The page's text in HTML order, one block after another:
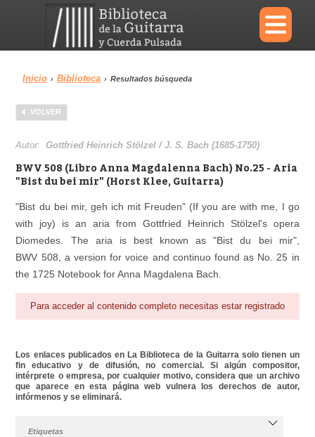
×
Menu
Biblioteca Diccionario
Área personal Reproductor
Inicio › Biblioteca › Resultados búsqueda
VOLVER
Autor:Gottfried Heinrich Stölzel / J. S. Bach (1685-1750)
BWV 508 (Libro Anna Magdalenna Bach) No.25 - Aria
"Bist du bei mir" (Horst Klee, Guitarra)
"Bist du bei mir, geh ich mit Freuden" (If you are with me, I go
with joy) is an aria from Gottfried Heinrich Stölzel's opera
Diomedes. The aria is best known as "Bist du bei mir",
BWV 508, a version for voice and continuo found as No. 25 in
the 1725 Notebook for Anna Magdalena Bach.
Para acceder al contenido completo necesitas estar registrado
Los enlaces publicados en La Biblioteca de la Guitarra solo tienen un
fin educativo y de difusión, no comercial. Si algún compositor,
intérprete o empresa, por cualquier motivo, considera que un archivo
que aparece en esta página web vulnera los derechos de autor,
infórmenos y se eliminará.
Etiquetas